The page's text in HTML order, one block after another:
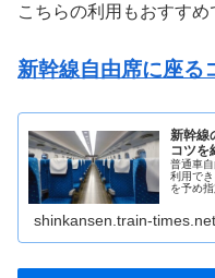
こちらの利用もおすすめ
新幹線自由席に座る
新幹線
コツを
普通車
利用で
を予め
shinkansen.train-times.net